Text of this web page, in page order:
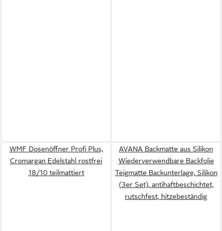
WMF Dosenöffner Profi Plus,
Cromargan Edelstahl rostfrei
18/10 teilmattiert
AVANA Backmatte aus Silikon
Wiederverwendbare Backfolie
Teigmatte Backunterlage, Silikon
(3er Set), antihaftbeschichtet,
rutschfest, hitzebeständig